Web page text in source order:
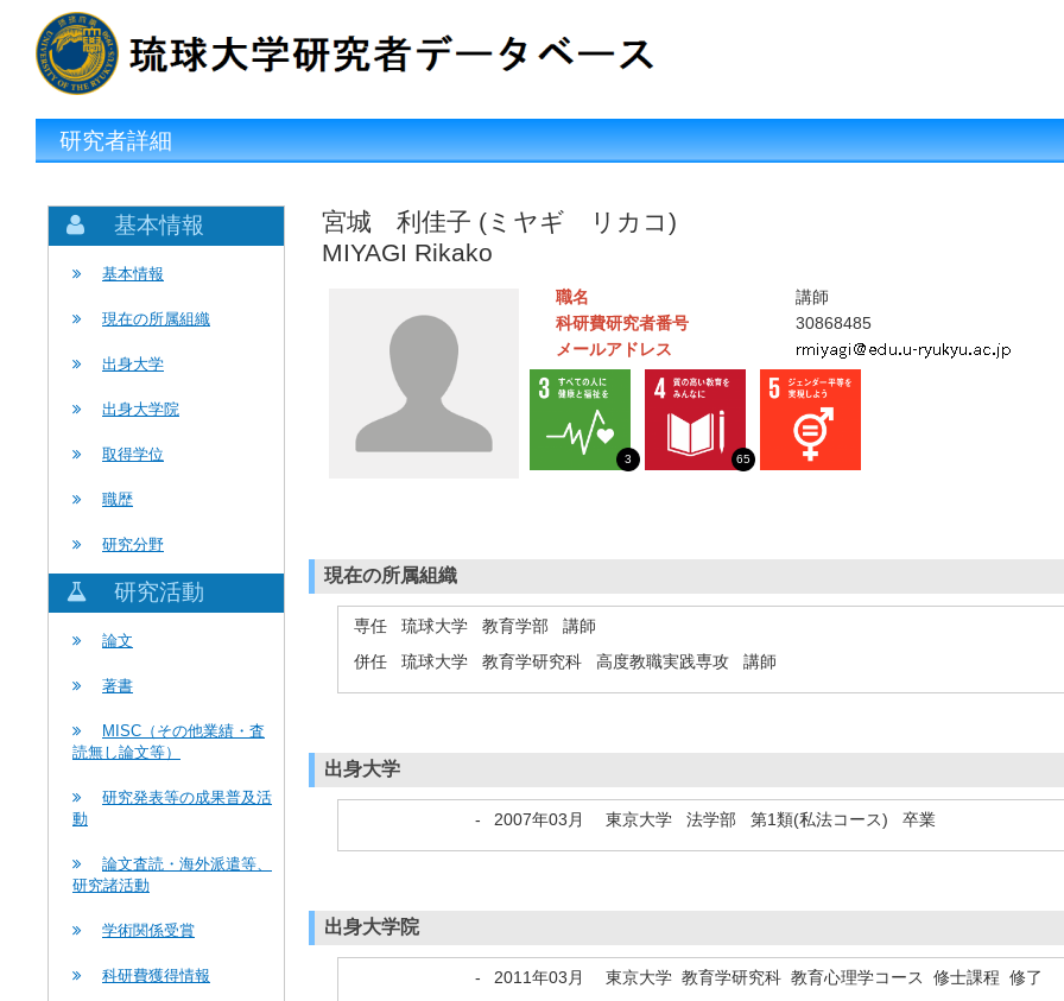
研究者詳細
基本情報
基本情報
現在の所属組織
出身大学
出身大学院
取得学位
職歴
研究分野
研究活動
論文
著書
MISC（その他業績・査
読無し論文等）
研究発表等の成果普及活
動
論文査読・海外派遣等、
研究諸活動
学術関係受賞
科研費獲得情報
宮城 利佳子 (ミヤギ リカコ)
MIYAGI Rikako
職名
講師
科研費研究者番号
30868485
メールアドレス
3 65
現在の所属組織
専任 琉球大学 教育学部 講師
併任 琉球大学 教育学研究科 高度教職実践専攻 講師
出身大学
- 2007年03月 東京大学 法学部 第1類(私法コース) 卒業
出身大学院
- 2011年03月
東京大学 教育学研究科 教育心理学コース 修士課程 修了